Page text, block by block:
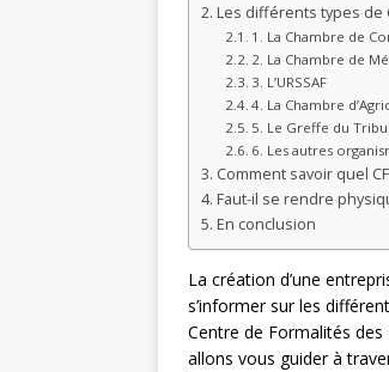
Les différents types de
1. La Chambre de
2. La Chambre de
3. L’URSSAF
4. La Chambre
5. Le Greffe du
6. Les autres
Comment savoir quel
Faut-il se rendre
En conclusion
La création d’une
s’informer sur les
Centre de Formalités
allons vous guider à